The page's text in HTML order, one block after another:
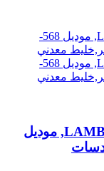
نظارة شمسية,ماركة LAMBORGHINI-Y20, موديل
عدسات